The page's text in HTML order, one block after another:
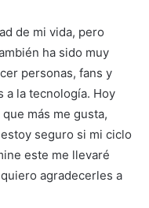
de mi vida, pero
ha sido muy
personas, fans y
a la tecnología. Hoy
más me gusta,
seguro si mi ciclo
este me llevaré
agradecerles a